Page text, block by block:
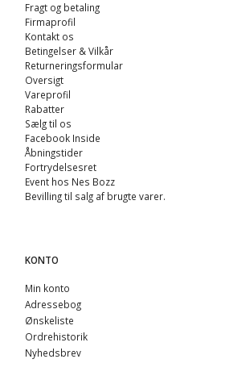
Fragt og betaling
Firmaprofil
Kontakt os
Betingelser & Vilkår
Returneringsformular
Oversigt
Vareprofil
Rabatter
Sælg til os
Facebook Inside
Åbningstider
Fortrydelsesret
Event hos Nes Bozz
Bevilling til salg af brugte varer.
KONTO
Min konto
Adressebog
Ønskeliste
Ordrehistorik
Nyhedsbrev